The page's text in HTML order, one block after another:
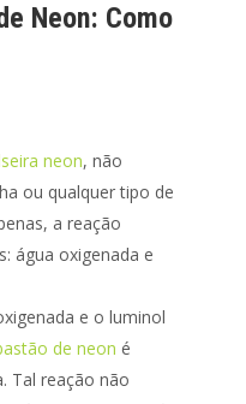
Neon: Como
neon, não
ou qualquer tipo de
a reação
água oxigenada e
e o luminol
de neon é
Tal reação não